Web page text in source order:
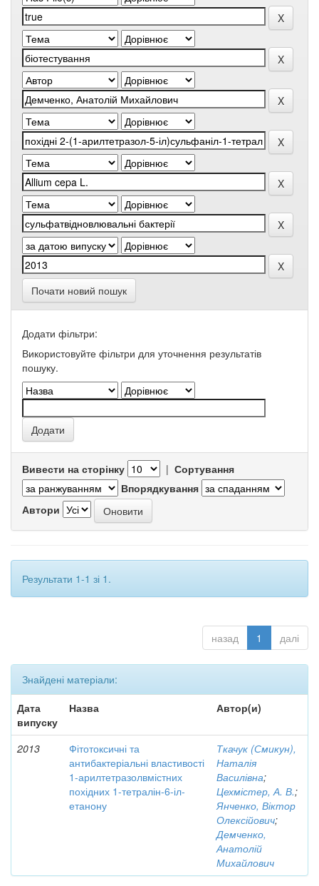
Почати новий пошук
Додати фільтри:
Використовуйте фільтри для уточнення результатів
пошуку.
Вивести на сторінку | Сортування
Впорядкування
Автори
Результати 1-1 зі 1.
назад 1 далі
Знайдені матеріали:
Дата
випуску
Назва Автор(и)
2013
Фітотоксичні та
антибактеріальні властивості
1-арилтетразолвмістних
похідних 1-тетралін-6-іл-
етанону
Ткачук (Смикун),
Наталія
Василівна;
Цехмістер, А. В.;
Янченко, Віктор
Олексійович;
Демченко,
Анатолій
Михайлович